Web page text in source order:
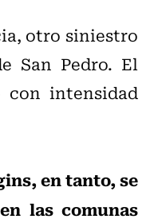
otro siniestro
San Pedro. El
con intensidad
en tanto, se
las comunas